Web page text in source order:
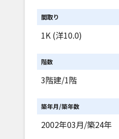
間取り
1K (洋10.0)
階数
3階建/1階
築年月/築年数
2002年03月/築24年